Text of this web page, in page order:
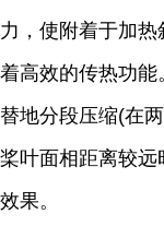
力，使附着于加
着高效的传热功
替地分段压缩(在
桨叶面相距离较
效果。